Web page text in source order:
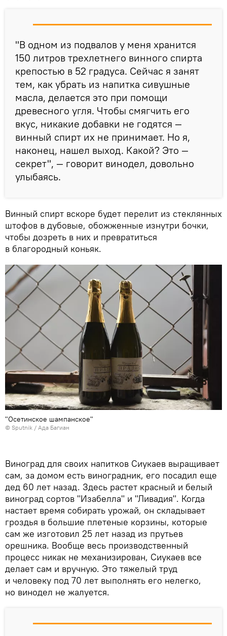
"В одном из подвалов у меня хранится
150 литров трехлетнего винного спирта
крепостью в 52 градуса. Сейчас я занят
тем, как убрать из напитка сивушные
масла, делается это при помощи
древесного угля. Чтобы смягчить его
вкус, никакие добавки не годятся —
винный спирт их не принимает. Но я,
наконец, нашел выход. Какой? Это —
секрет", — говорит винодел, довольно
улыбаясь.
Винный спирт вскоре будет перелит из стеклянных
штофов в дубовые, обожженные изнутри бочки,
чтобы дозреть в них и превратиться
в благородный коньяк.
"Осетинское шампанское"
© Sputnik / Ада Багиан
Виноград для своих напитков Сиукаев выращивает
сам, за домом есть виноградник, его посадил еще
дед 60 лет назад. Здесь растет красный и белый
виноград сортов "Изабелла" и "Ливадия". Когда
настает время собирать урожай, он складывает
гроздья в большие плетеные корзины, которые
сам же изготовил 25 лет назад из прутьев
орешника. Вообще весь производственный
процесс никак не механизирован, Сиукаев все
делает сам и вручную. Это тяжелый труд
и человеку под 70 лет выполнять его нелегко,
но винодел не жалуется.